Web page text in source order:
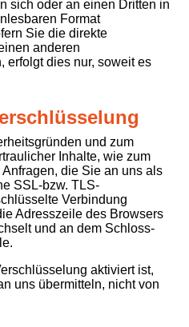
sich oder an einen Dritten in
Format
Sie die direkte
anderen
erfolgt dies nur, soweit es
und zum
Inhalte, wie zum
die Sie an uns als
SSL-bzw. TLS-
Verbindung
Adresszeile des Browsers
und an dem Schloss-
aktiviert ist,
uns übermitteln, nicht von